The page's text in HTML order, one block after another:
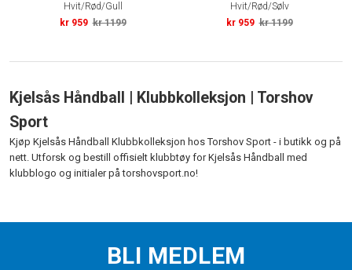
Hvit/Rød/Gull
kr 959 kr 1199
Hvit/Rød/Sølv
kr 959 kr 1199
Kjelsås Håndball | Klubbkolleksjon | Torshov
Sport
Kjøp Kjelsås Håndball Klubbkolleksjon hos Torshov Sport - i butikk og på
nett. Utforsk og bestill offisielt klubbtøy for Kjelsås Håndball med
klubblogo og initialer på torshovsport.no!
BLI MEDLEM